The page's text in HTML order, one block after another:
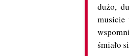
dużo,
musicie
śmiało